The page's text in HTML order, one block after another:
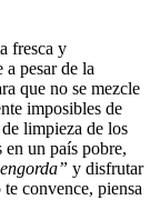
fresca y
pesar de la
que no se mezcle
imposibles de
limpieza de los
en un país pobre,
y disfrutar
convence, piensa